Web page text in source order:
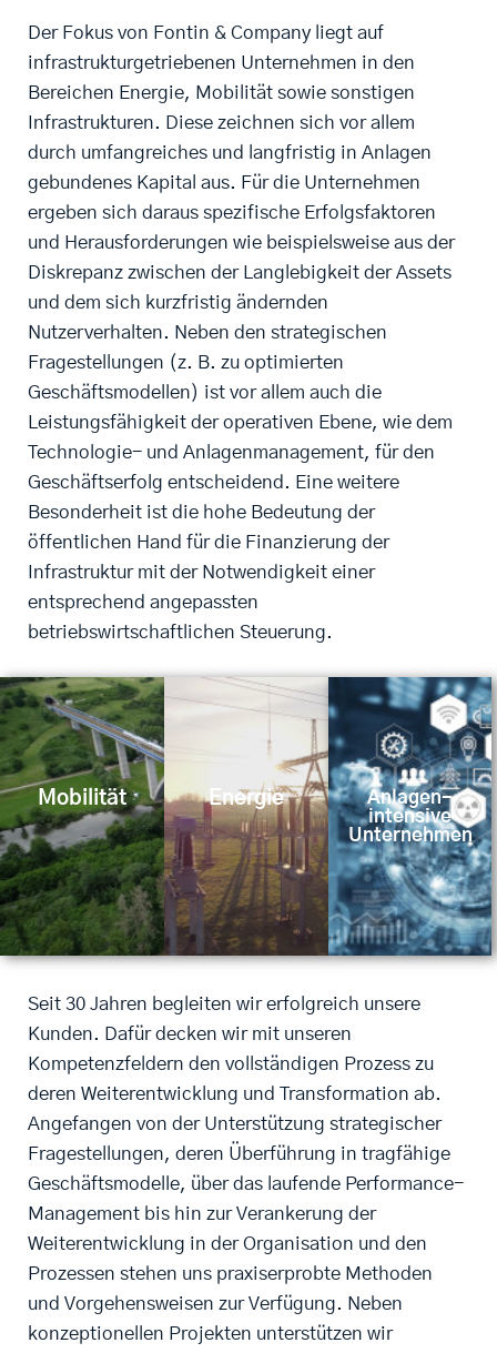
Der Fokus von Fontin & Company liegt auf
infrastrukturgetriebenen Unternehmen in den
Bereichen Energie, Mobilität sowie sonstigen
Infrastrukturen. Diese zeichnen sich vor allem
durch umfangreiches und langfristig in Anlagen
gebundenes Kapital aus. Für die Unternehmen
ergeben sich daraus spezifische Erfolgsfaktoren
und Herausforderungen wie beispielsweise aus der
Diskrepanz zwischen der Langlebigkeit der Assets
und dem sich kurzfristig ändernden
Nutzerverhalten. Neben den strategischen
Fragestellungen (z. B. zu optimierten
Geschäftsmodellen) ist vor allem auch die
Leistungsfähigkeit der operativen Ebene, wie dem
Technologie- und Anlagenmanagement, für den
Geschäftserfolg entscheidend. Eine weitere
Besonderheit ist die hohe Bedeutung der
öffentlichen Hand für die Finanzierung der
Infrastruktur mit der Notwendigkeit einer
entsprechend angepassten
betriebswirtschaftlichen Steuerung.
Mobilität Energie
Anlagen-
intensive
Unternehmen
Seit 30 Jahren begleiten wir erfolgreich unsere
Kunden. Dafür decken wir mit unseren
Kompetenzfeldern den vollständigen Prozess zu
deren Weiterentwicklung und Transformation ab.
Angefangen von der Unterstützung strategischer
Fragestellungen, deren Überführung in tragfähige
Geschäftsmodelle, über das laufende Performance-
Management bis hin zur Verankerung der
Weiterentwicklung in der Organisation und den
Prozessen stehen uns praxiserprobte Methoden
und Vorgehensweisen zur Verfügung. Neben
konzeptionellen Projekten unterstützen wir